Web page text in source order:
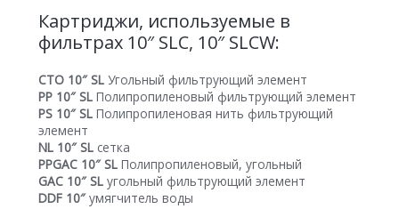
Картриджи, используемые в
фильтрах 10″ SLС, 10″ SLCW:
СТО 10″ SLУгольный фильтрующий элемент
PP 10″ SL Полипропиленовый фильтрующий элемент
PS 10″ SLПолипропиленовая нить фильтрующий
элемент
NL 10″ SLсетка
PPGAC 10″ SL Полипропиленовый, угольный
GAC 10″ SLугольный фильтрующий элемент
DDF 10″умягчитель воды